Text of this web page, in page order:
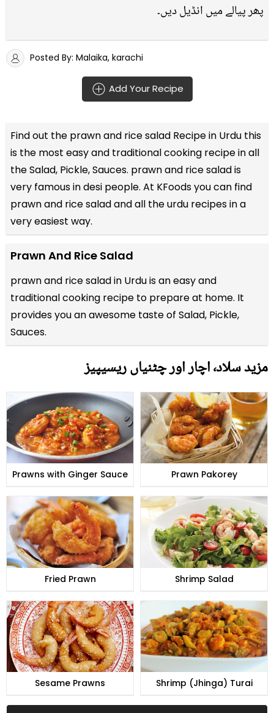
پھر پیالے میں انڈیل دیں۔
Posted By: Malaika, karachi
Add Your Recipe
Find out the prawn and rice salad Recipe in Urdu this
is the most easy and traditional cooking recipe in all
theSalad, Pickle, Sauces. prawn and rice salad is
very famous in desi people. At KFoods you can find
prawn and rice salad and all theurdu recipesin a
very easiest way.
Prawn And Rice Salad
prawn and rice salad in Urdu is an easy and
traditional cooking recipe to prepare at home. It
provides you an awesome taste of Salad, Pickle,
Sauces.
مزید سلاد٬ اچار اور چٹنیاں ریسیپیز
Prawns with Ginger Sauce Prawn Pakorey
Fried Prawn Shrimp Salad
Sesame Prawns Shrimp (Jhinga) Turai